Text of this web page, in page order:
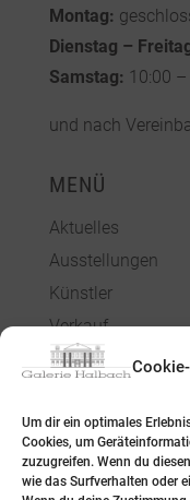
Um dir ein optimales
Cookies, um
zuzugreifen. Wenn du
wie das Surfverhalten oder
Montag:
Dienstag –
Samstag: 10:00
und nach
MENÜ
Aktuelles
Ausstellungen
Künstler
Verkauf
Über uns
RECHTLICHES
Impressum